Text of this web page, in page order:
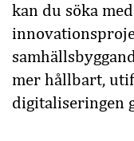
kan du söka
mer hållbart,
digitaliseringen